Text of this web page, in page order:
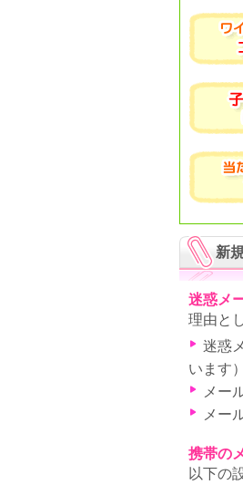
新
迷惑メ
理由と
迷惑
います）
メー
メー
携帯の
以下の